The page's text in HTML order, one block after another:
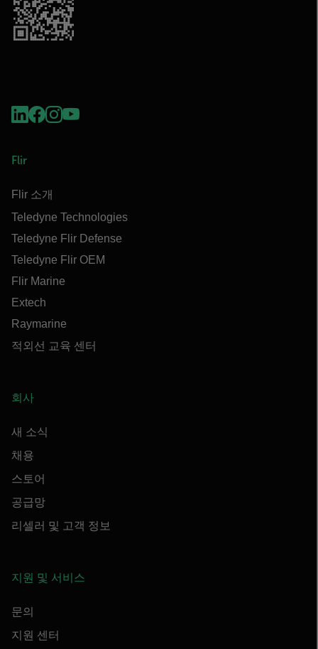
Flir
Flir 소개
Teledyne Technologies
Teledyne Flir Defense
Teledyne Flir OEM
Flir Marine
Extech
Raymarine
적외선 교육 센터
회사
새 소식
채용
스토어
공급망
리셀러 및 고객 정보
지원 및 서비스
문의
지원 센터